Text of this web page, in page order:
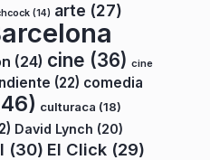
(14) arte (27)
(24) cine (36) cine
(22) comedia
culturaca (18)
David Lynch (20)
(30) El Click (29)